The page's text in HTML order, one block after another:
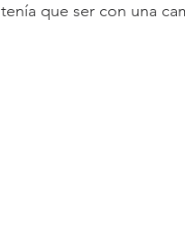
tenía que ser con una